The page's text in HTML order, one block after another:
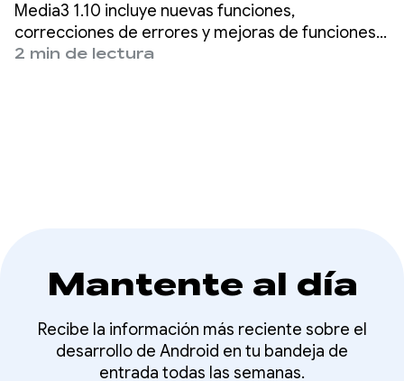
Media3 1.10 incluye nuevas funciones,
correcciones de errores y mejoras de funciones,
incluidos widgets de reproducción basados en
2 min de lectura
Mantente al día
Recibe la información más reciente sobre el
desarrollo de Android en tu bandeja de
entrada todas las semanas.